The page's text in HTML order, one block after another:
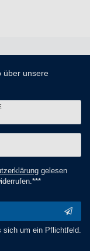
über unsere
gelesen
sich um ein Pflichtfeld.